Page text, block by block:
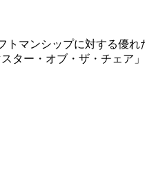
マンシップに対する優
ター・オブ・ザ・チェア